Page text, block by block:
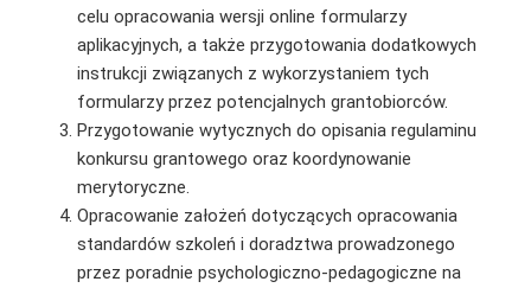
celu opracowania wersji online formularzy
aplikacyjnych, a także przygotowania dodatkowych
instrukcji związanych z wykorzystaniem tych
formularzy przez potencjalnych grantobiorców.
Przygotowanie wytycznych do opisania regulaminu
konkursu grantowego oraz koordynowanie
merytoryczne.
Opracowanie założeń dotyczących opracowania
standardów szkoleń i doradztwa prowadzonego
przez poradnie psychologiczno-pedagogiczne na